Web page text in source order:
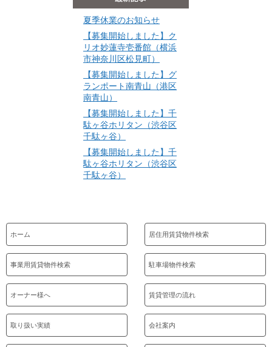
夏季休業のお知らせ
【募集開始しました】ク
リオ妙蓮寺壱番館（横浜
市神奈川区松見町）
【募集開始しました】グ
ランポート南青山（港区
南青山）
【募集開始しました】千
駄ヶ谷ホリタン（渋谷区
千駄ヶ谷）
【募集開始しました】千
駄ヶ谷ホリタン（渋谷区
千駄ヶ谷）
ホーム 居住用賃貸物件検索
事業用賃貸物件検索 駐車場物件検索
オーナー様へ 賃貸管理の流れ
取り扱い実績 会社案内